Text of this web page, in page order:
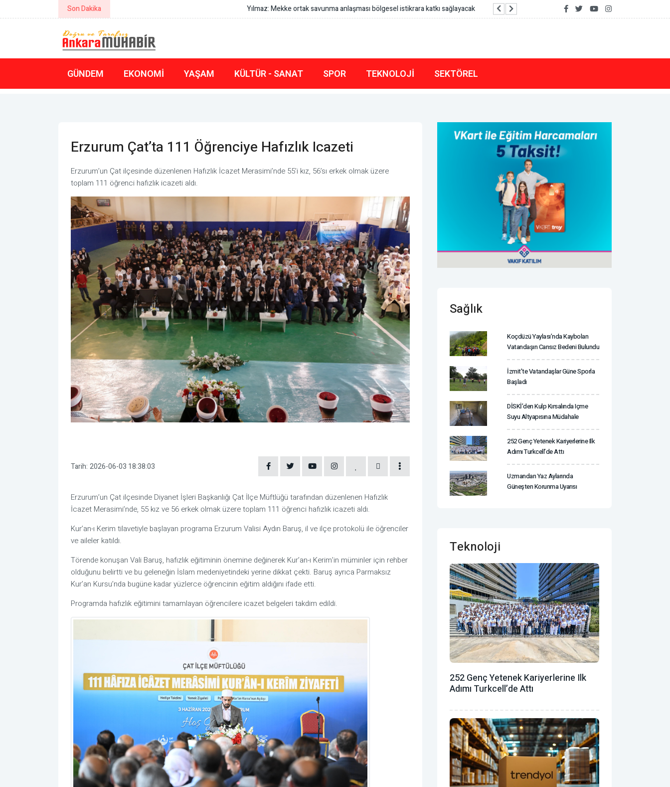
Son Dakika Yılmaz: Mekke ortak savunma anlaşması bölgesel istikrara katkı sağlayacak Bakan Çiftci Sinop’ta temaslarda bulundu
GÜNDEM EKONOMI YAŞAM KÜLTÜR - SANAT SPOR TEKNOLOJI SEKTÖREL
Erzurum Çat’ta 111 Öğrenciye Hafızlık Icazeti
Erzurum’un Çat ilçesinde düzenlenen Hafızlık İcazet Merasimi’nde 55’i kız, 56’sı erkek olmak üzere
toplam 111 öğrenci hafızlık icazeti aldı.
Tarih: 2026-06-03 18:38:03
Erzurum’un Çat ilçesinde Diyanet İşleri Başkanlığı Çat İlçe Müftlüğü tarafından düzenlenen Hafızlık
İcazet Merasimi’nde, 55 kız ve 56 erkek olmak üzere toplam 111 öğrenci hafızlık icazeti aldı.
Kur’an-ı Kerim tilavetiyle başlayan programa Erzurum Valisi Aydın Baruş, il ve ilçe protokolü ile öğrenciler
ve aileler katıldı.
Törende konuşan Vali Baruş, hafızlık eğitiminin önemine değinerek Kur’an-ı Kerim’in müminler için rehber
olduğunu belirtti ve bu geleneğin İslam medeniyetindeki yerine dikkat çekti. Baruş ayrıca Parmaksız
Kur’an Kursu’nda bugüne kadar yüzlerce öğrencinin eğitim aldığını ifade etti.
Programda hafızlık eğitimini tamamlayan öğrencilere icazet belgeleri takdim edildi.
Sağlık
Koçdüzü Yaylası’nda Kaybolan
Vatandaşın Cansız Bedeni Bulundu
İzmit'te Vatandaşlar Güne Sporla
Başladı
DİSKİ’den Kulp Kırsalında Içme
Suyu Altyapısına Müdahale
252 Genç Yetenek Kariyerlerine Ilk
Adımı Turkcell’de Attı
Uzmandan Yaz Aylarında
Güneşten Korunma Uyarısı
Teknoloji
252 Genç Yetenek Kariyerlerine Ilk
Adımı Turkcell’de Attı